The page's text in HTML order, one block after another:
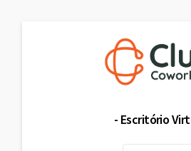
- Escritório